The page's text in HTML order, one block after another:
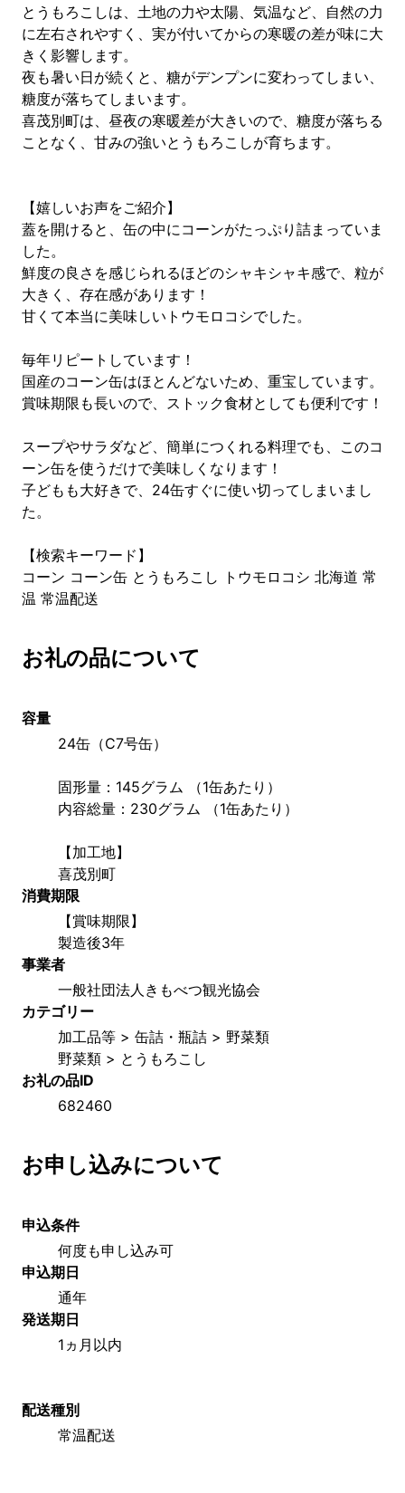
とうもろこしは、土地の力や太陽、気温など、自然の力
に左右されやすく、実が付いてからの寒暖の差が味に大
きく影響します。
夜も暑い日が続くと、糖がデンプンに変わってしまい、
糖度が落ちてしまいます。
喜茂別町は、昼夜の寒暖差が大きいので、糖度が落ちる
ことなく、甘みの強いとうもろこしが育ちます。
【嬉しいお声をご紹介】
蓋を開けると、缶の中にコーンがたっぷり詰まっていま
した。
鮮度の良さを感じられるほどのシャキシャキ感で、粒が
大きく、存在感があります！
甘くて本当に美味しいトウモロコシでした。
毎年リピートしています！
国産のコーン缶はほとんどないため、重宝しています。
賞味期限も長いので、ストック食材としても便利です！
スープやサラダなど、簡単につくれる料理でも、このコ
ーン缶を使うだけで美味しくなります！
子どもも大好きで、24缶すぐに使い切ってしまいまし
た。
【検索キーワード】
コーン コーン缶 とうもろこし トウモロコシ 北海道 常
温 常温配送
お礼の品について
容量
24缶（C7号缶）
固形量：145グラム （1缶あたり）
内容総量：230グラム （1缶あたり）
【加工地】
喜茂別町
消費期限
【賞味期限】
製造後3年
事業者
一般社団法人きもべつ観光協会
カテゴリー
加工品等 > 缶詰・瓶詰 > 野菜類
野菜類 > とうもろこし
お礼の品ID
682460
お申し込みについて
申込条件
何度も申し込み可
申込期日
通年
発送期日
1ヵ月以内
配送種別
常温配送